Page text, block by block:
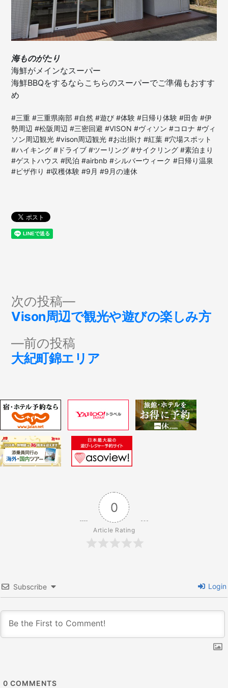
海ものがたり
海鮮がメインなスーパー
海鮮BBQをするならこちらのスーパーでご準備もおすす
め
#三重 #三重県南部 #自然 #遊び #体験 #日帰り体験 #田舎 #伊
勢周辺 #松阪周辺 #三密回避 #VISON #ヴィソン #コロナ #ヴィ
ソン周辺観光 #vison周辺観光 #お出掛け #紅葉 #穴場スポット
#ハイキング #ドライブ #ツーリング #サイクリング #素泊まり
#ゲストハウス #民泊 #airbnb #シルバーウィーク #日帰り温泉
#ピザ作り #収穫体験 #9月 #9月の連休
投
ナ
ゲ
ー
シ
前の投稿
の
大紀町錦エリア
次の投稿
次
の
Vison周辺で観光や遊びの楽しみ方
0
Article Rating
Subscribe Login
0 COMMENTS